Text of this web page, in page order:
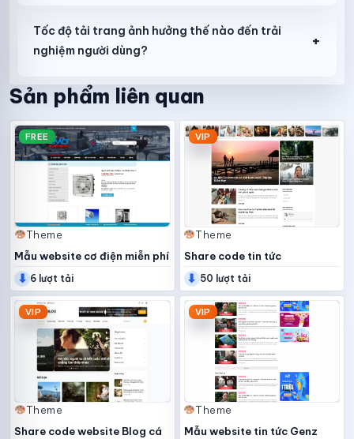
Tốc độ tải trang ảnh hưởng thế nào đến trải
nghiệm người dùng?
+
Sản phẩm liên quan
FREE
Theme
Mẫu website cơ điện miễn phí
⬇ 6 lượt tải
VIP
Theme
Share code tin tức
WordPress
⬇ 50 lượt tải
VIP
Theme
Share code website Blog cá
VIP
Theme
Mẫu website tin tức Genz